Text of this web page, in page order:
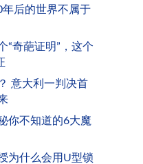
年后的世界不属于
“奇葩证明”，这个
意大利一判决首
你不知道的6大魔
为什么会用U型锁